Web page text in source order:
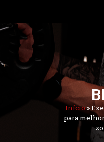
Início»
para